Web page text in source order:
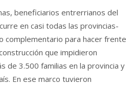
beneficiarios entrerrianos del
en casi todas las provincias-
complementario para hacer frente
que impidieron
de 3.500 familias en la provincia y
En ese marco tuvieron